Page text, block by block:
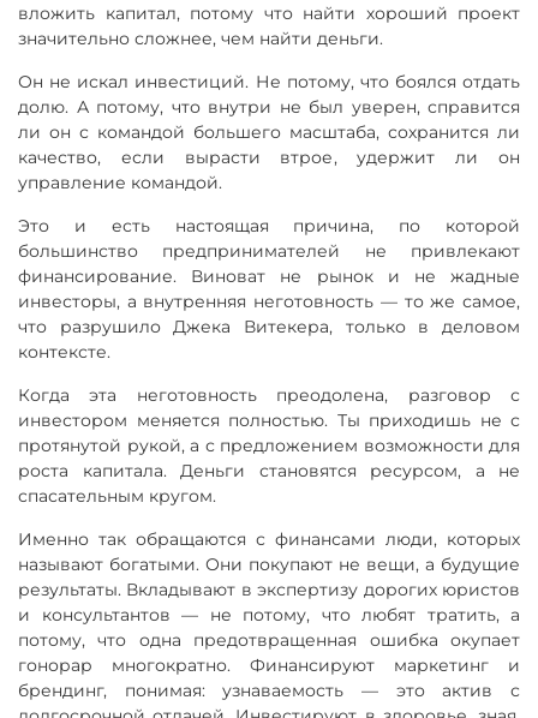
вложить капитал, потому что найти хороший проект
значительно сложнее, чем найти деньги.
Он не искал инвестиций. Не потому, что боялся отдать
долю. А потому, что внутри не был уверен, справится
ли он с командой большего масштаба, сохранится ли
качество, если вырасти втрое, удержит ли он
управление командой.
Это и есть настоящая причина, по которой
большинство предпринимателей не привлекают
финансирование. Виноват не рынок и не жадные
инвесторы, а внутренняя неготовность — то же самое,
что разрушило Джека Витекера, только в деловом
контексте.
Когда эта неготовность преодолена, разговор с
инвестором меняется полностью. Ты приходишь не с
протянутой рукой, а с предложением возможности для
роста капитала. Деньги становятся ресурсом, а не
спасательным кругом.
Именно так обращаются с финансами люди, которых
называют богатыми. Они покупают не вещи, а будущие
результаты. Вкладывают в экспертизу дорогих юристов
и консультантов — не потому, что любят тратить, а
потому, что одна предотвращенная ошибка окупает
гонорар многократно. Финансируют маркетинг и
брендинг, понимая: узнаваемость — это актив с